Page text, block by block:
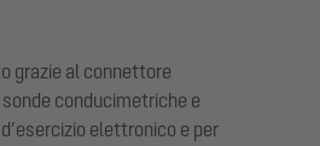
grazie al connettore
conducimetriche e
elettronico e per